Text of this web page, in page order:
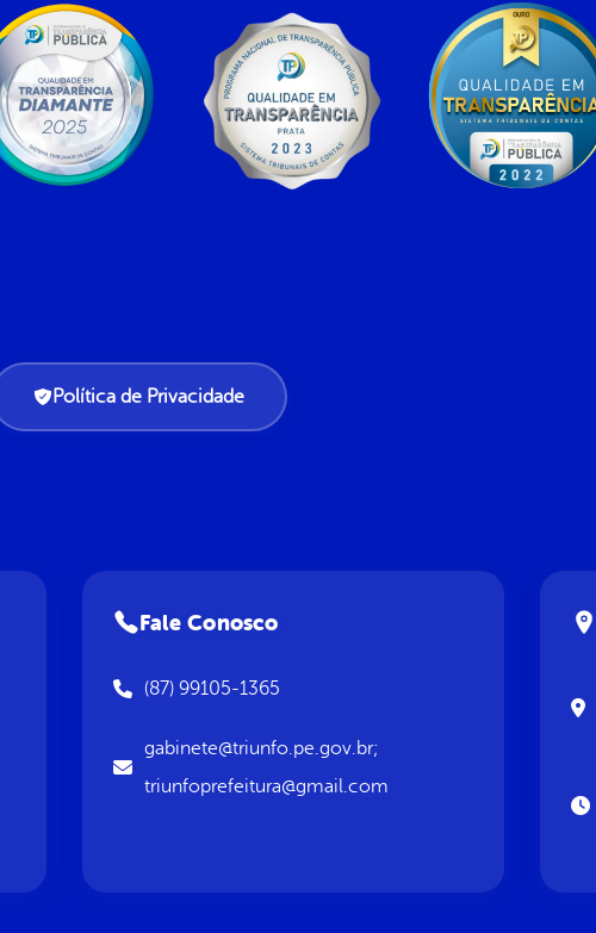
Política de Privacidade
Fale Conosco
(87) 99105-1365
gabinete@triunfo.pe.gov.br;
triunfoprefeitura@gmail.com